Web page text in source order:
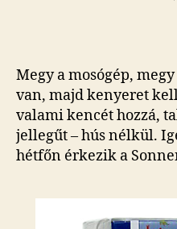
Megy a mosógép,
van, majd kenyeret
valami kencét hozzá,
jellegűt – hús nélkül.
hétfőn érkezik a